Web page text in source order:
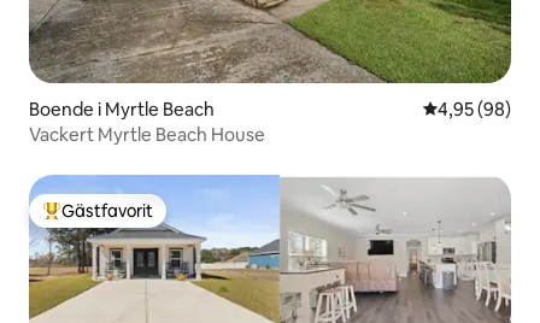
Boende i Myrtle Beach 4,95 av 5 i
4,95 (98)
Vackert Myrtle Beach House
Populär gästfavorit
Gästfavorit